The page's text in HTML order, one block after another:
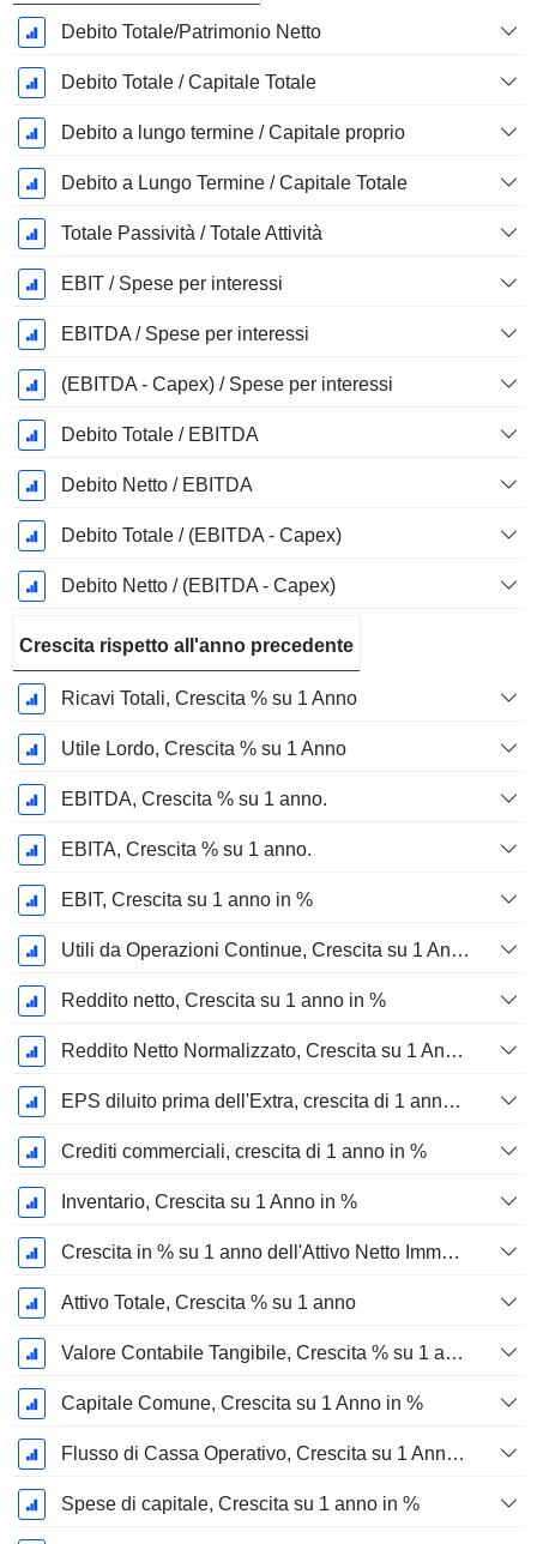
Debito Totale/Patrimonio Netto
Debito Totale / Capitale Totale
Debito a lungo termine / Capitale proprio
Debito a Lungo Termine / Capitale Totale
Totale Passività / Totale Attività
EBIT / Spese per interessi
EBITDA / Spese per interessi
(EBITDA - Capex) / Spese per interessi
Debito Totale / EBITDA
Debito Netto / EBITDA
Debito Totale / (EBITDA - Capex)
Debito Netto / (EBITDA - Capex)
Crescita rispetto all'anno precedente
Ricavi Totali, Crescita % su 1 Anno
Utile Lordo, Crescita % su 1 Anno
EBITDA, Crescita % su 1 anno.
EBITA, Crescita % su 1 anno.
EBIT, Crescita su 1 anno in %
Utili da Operazioni Continue, Crescita su 1 Anno in %
Reddito netto, Crescita su 1 anno in %
Reddito Netto Normalizzato, Crescita su 1 Anno in %
EPS diluito prima dell'Extra, crescita di 1 anno %
Crediti commerciali, crescita di 1 anno in %
Inventario, Crescita su 1 Anno in %
Crescita in % su 1 anno dell'Attivo Netto Immobilizzato Materiale
Attivo Totale, Crescita % su 1 anno
Valore Contabile Tangibile, Crescita % su 1 anno
Capitale Comune, Crescita su 1 Anno in %
Flusso di Cassa Operativo, Crescita su 1 Anno in %
Spese di capitale, Crescita su 1 anno in %